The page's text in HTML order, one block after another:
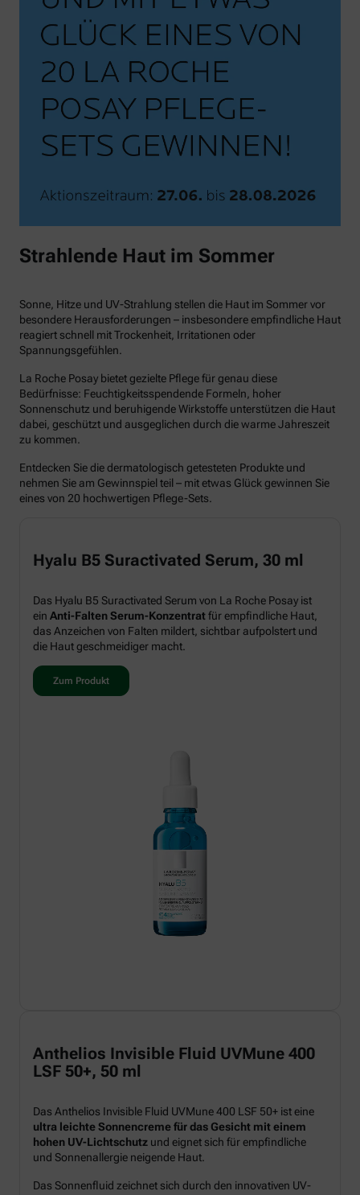
Strahlende Haut im Sommer
Sonne, Hitze und UV-Strahlung stellen die Haut im Sommer vor
besondere Herausforderungen – insbesondere empfindliche Haut
reagiert schnell mit Trockenheit, Irritationen oder
Spannungsgefühlen.
La Roche Posay bietet gezielte Pflege für genau diese
Bedürfnisse: Feuchtigkeitsspendende Formeln, hoher
Sonnenschutz und beruhigende Wirkstoffe unterstützen die Haut
dabei, geschützt und ausgeglichen durch die warme Jahreszeit
zu kommen.
Entdecken Sie die dermatologisch getesteten Produkte und
nehmen Sie am Gewinnspiel teil – mit etwas Glück gewinnen Sie
eines von 20 hochwertigen Pflege-Sets.
Hyalu B5 Suractivated Serum, 30 ml
Das Hyalu B5 Suractivated Serum von La Roche Posay ist
ein Anti-Falten Serum-Konzentratfür empfindliche Haut,
das Anzeichen von Falten mildert, sichtbar aufpolstert und
die Haut geschmeidiger macht.
Zum Produkt
Anthelios Invisible Fluid UVMune 400
LSF 50+, 50 ml
Das Anthelios Invisible Fluid UVMune 400 LSF 50+ ist eine
ultra leichte Sonnencreme für das Gesicht mit einem
hohen UV-Lichtschutz und eignet sich für empfindliche
und Sonnenallergie neigende Haut.
Das Sonnenfluid zeichnet sich durch den innovativen UV-